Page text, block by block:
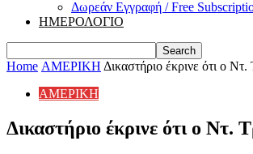
Δωρεάν Εγγραφή / Free
ΗΜΕΡΟΛΟΓΙΟ
Home ΑΜΕΡΙΚΗ Δικαστήριο έκρινε ότι ο
ΑΜΕΡΙΚΗ
Δικαστήριο έκρινε ότι ο Ντ.